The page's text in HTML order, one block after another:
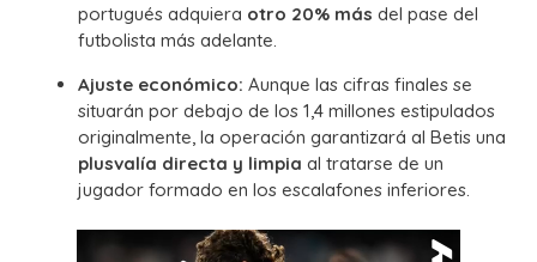
portugués adquiera otro 20% más del pase del
futbolista más adelante.
Ajuste económico: Aunque las cifras finales se
situarán por debajo de los 1,4 millones estipulados
originalmente, la operación garantizará al Betis una
plusvalía directa y limpia al tratarse de un
jugador formado en los escalafones inferiores.